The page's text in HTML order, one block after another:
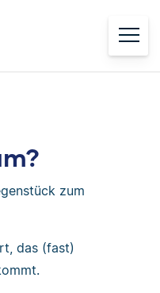
zum
das (fast)